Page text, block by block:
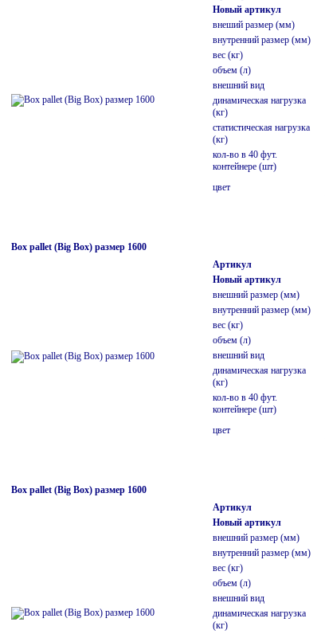
Новый артикул
внеший размер (мм)
внутренний размер (мм)
вес (кг)
объем (л)
внешний вид
динамическая нагрузка
(кг)
статистическая нагрузка
(кг)
кол-во в 40 фут.
контейнере (шт)
цвет
Box pallet (Big Box) размер 1600
Артикул
Новый артикул
внешний размер (мм)
внутренний размер (мм)
вес (кг)
объем (л)
внешний вид
динамическая нагрузка
(кг)
кол-во в 40 фут.
контейнере (шт)
цвет
Box pallet (Big Box) размер 1600
Артикул
Новый артикул
внешний размер (мм)
внутренний размер (мм)
вес (кг)
объем (л)
внешний вид
динамическая нагрузка
(кг)